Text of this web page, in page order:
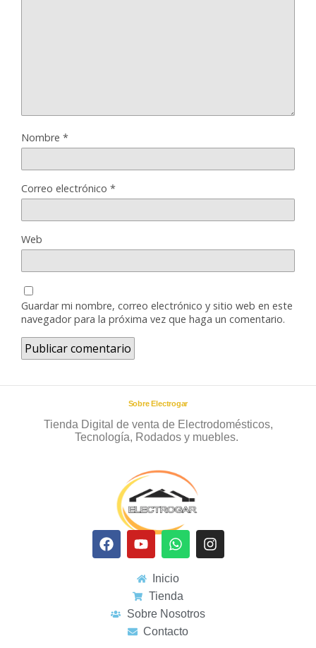
Nombre *
Correo electrónico *
Web
Guardar mi nombre, correo electrónico y sitio web en este
navegador para la próxima vez que haga un comentario.
Sobre Electrogar
Tienda Digital de venta de Electrodomésticos,
Tecnología, Rodados y muebles.
Inicio
Tienda
Sobre Nosotros
Contacto